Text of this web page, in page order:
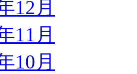
12月
11月
10月